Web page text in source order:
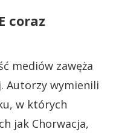
coraz
mediów zawęża
Autorzy wymienili
w których
jak Chorwacja,